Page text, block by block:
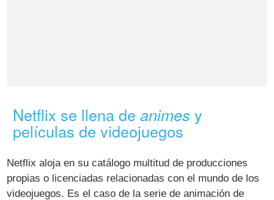
Netflix se llena deanimes y
películas de videojuegos
Netflix aloja en su catálogo multitud de producciones
propias o licenciadas relacionadas con el mundo de los
videojuegos. Es el caso de la serie de animación de